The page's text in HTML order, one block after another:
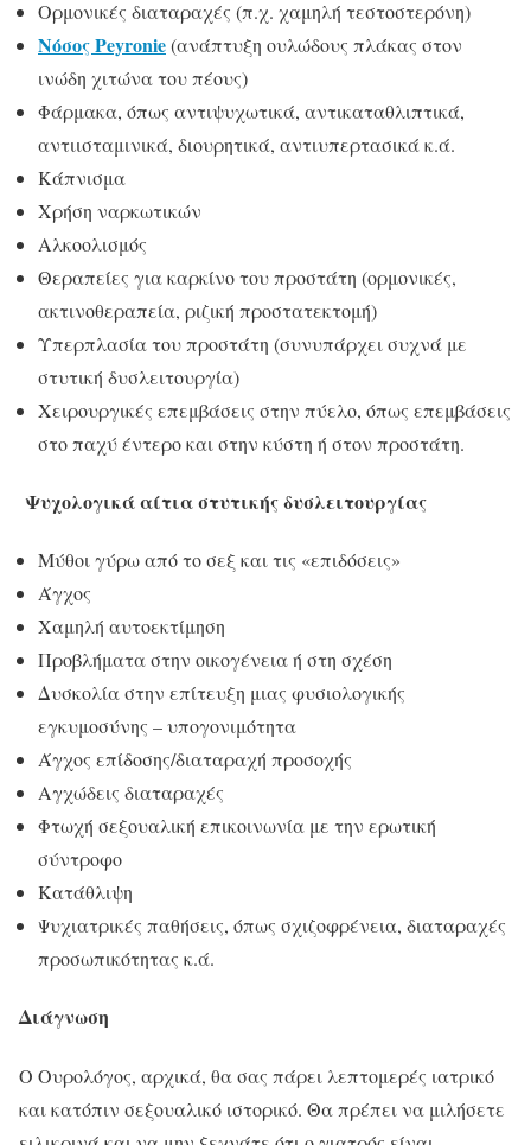
Ορμονικές διαταραχές (π.χ. χαμηλή τεστοστερόνη)
Νόσος Peyronie(ανάπτυξη ουλώδους πλάκας στον
ινώδη χιτώνα του πέους)
Φάρμακα, όπως αντιψυχωτικά, αντικαταθλιπτικά,
αντιισταμινικά, διουρητικά, αντιυπερτασικά κ.ά.
Κάπνισμα
Χρήση ναρκωτικών
Αλκοολισμός
Θεραπείες για καρκίνο του προστάτη (ορμονικές,
ακτινοθεραπεία, ριζική προστατεκτομή)
Υπερπλασία του προστάτη (συνυπάρχει συχνά με
στυτική δυσλειτουργία)
Χειρουργικές επεμβάσεις στην πύελο, όπως επεμβάσεις
στο παχύ έντερο και στην κύστη ή στον προστάτη.
Ψυχολογικά αίτια στυτικής δυσλειτουργίας
Μύθοι γύρω από το σεξ και τις «επιδόσεις»
Άγχος
Χαμηλή αυτοεκτίμηση
Προβλήματα στην οικογένεια ή στη σχέση
Δυσκολία στην επίτευξη μιας φυσιολογικής
εγκυμοσύνης – υπογονιμότητα
Άγχος επίδοσης/διαταραχή προσοχής
Αγχώδεις διαταραχές
Φτωχή σεξουαλική επικοινωνία με την ερωτική
σύντροφο
Κατάθλιψη
Ψυχιατρικές παθήσεις, όπως σχιζοφρένεια, διαταραχές
προσωπικότητας κ.ά.
Διάγνωση
Ο Ουρολόγος, αρχικά, θα σας πάρει λεπτομερές ιατρικό
και κατόπιν σεξουαλικό ιστορικό. Θα πρέπει να μιλήσετε